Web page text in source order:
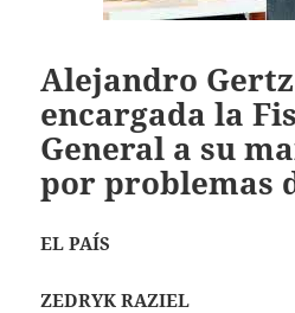
Alejandro
encargada la
General a su
por problemas
EL PAÍS
ZEDRYK RAZIEL